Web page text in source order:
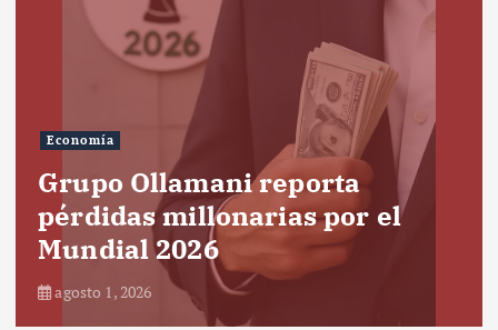
Economía
Grupo Ollamani reporta
pérdidas millonarias por el
Mundial 2026
agosto 1, 2026